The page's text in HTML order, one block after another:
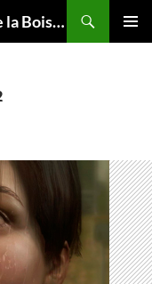
BLISS CORNER – François Bliss de la Boissière is here